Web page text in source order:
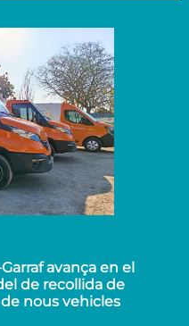
avança en el
de recollida de
nous vehicles